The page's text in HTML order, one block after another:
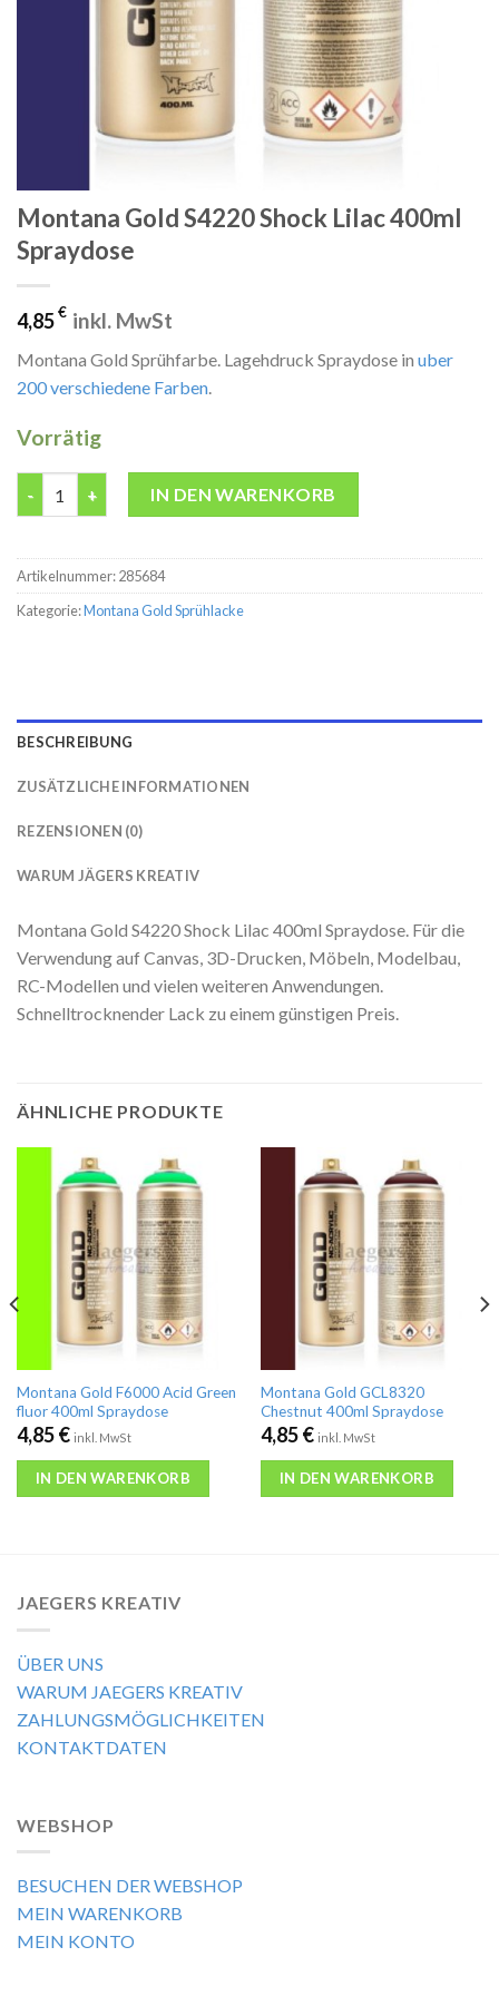
Montana Gold S4220 Shock Lilac 400ml
Spraydose
4,85€ inkl. MwSt
Montana Gold Sprühfarbe. Lagehdruck Spraydose in uber
200 verschiedene Farben.
Vorrätig
IN DEN WARENKORB
Artikelnummer:285684
Kategorie:Montana Gold Sprühlacke
BESCHREIBUNG
ZUSÄTZLICHE INFORMATIONEN
REZENSIONEN (0)
WARUM JÄGERS KREATIV
Montana Gold S4220 Shock Lilac 400ml Spraydose. Für die
Verwendung auf Canvas, 3D-Drucken, Möbeln, Modelbau,
RC-Modellen und vielen weiteren Anwendungen.
Schnelltrocknender Lack zu einem günstigen Preis.
ÄHNLICHE PRODUKTE
Montana Gold F6000 Acid Green
fluor 400ml Spraydose
4,85€ inkl. MwSt
IN DEN WARENKORB
Montana Gold GCL8320
Chestnut 400ml Spraydose
4,85€ inkl. MwSt
IN DEN WARENKORB
JAEGERS KREATIV
ÜBER UNS
WARUM JAEGERS KREATIV
ZAHLUNGSMÖGLICHKEITEN
KONTAKTDATEN
WEBSHOP
BESUCHEN DER WEBSHOP
MEIN WARENKORB
MEIN KONTO